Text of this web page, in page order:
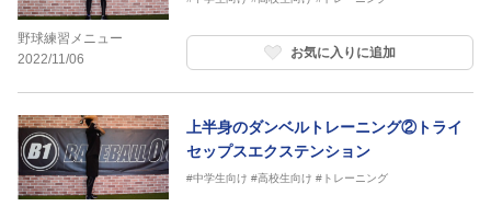
野球練習メニュー
2022/11/06
お気に入りに追加
上半身のダンベルトレーニング②トライ
セップスエクステンション
#中学生向け #高校生向け #トレーニング